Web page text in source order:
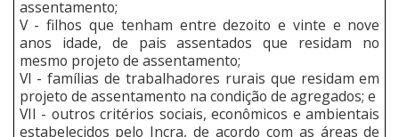
assentamento;
V - filhos que tenham entre dezoito e vinte e nove
anos idade, de pais assentados que residam no
mesmo projeto de assentamento;
VI - famílias de trabalhadores rurais que residam em
projeto de assentamento na condição de agregados; e
VII - outros critérios sociais, econômicos e ambientais
estabelecidos pelo Incra, de acordo com as áreas de